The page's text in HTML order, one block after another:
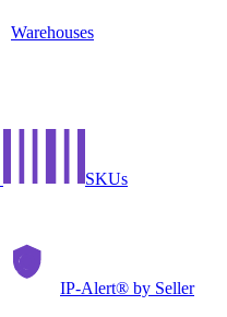
Warehouses
SKUs
IP-Alert® by Seller